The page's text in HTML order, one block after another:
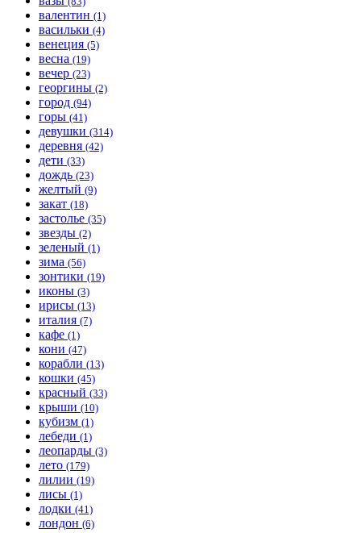
валентин (1)
васильки (4)
венеция (5)
весна (19)
вечер (23)
георгины (2)
город (94)
горы (41)
девушки (314)
деревня (42)
дети (33)
дождь (23)
желтый (9)
закат (18)
застолье (35)
звезды (2)
зеленый (1)
зима (56)
зонтики (19)
иконы (3)
ирисы (13)
италия (7)
кафе (1)
кони (47)
корабли (13)
кошки (45)
красный (33)
крыши (10)
кубизм (1)
лебеди (1)
леопарды (3)
лето (179)
лилии (19)
лисы (1)
лодки (41)
лондон (6)